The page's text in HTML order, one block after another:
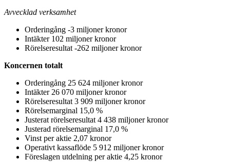
Avvecklad verksamhet
Orderingång -3 miljoner kronor
Intäkter 102 miljoner kronor
Rörelseresultat -262 miljoner kronor
Koncernen totalt
Orderingång 25 624 miljoner kronor
Intäkter 26 070 miljoner kronor
Rörelseresultat 3 909 miljoner kronor
Rörelsemarginal 15,0 %
Justerat rörelseresultat 4 438 miljoner kronor
Justerad rörelsemarginal 17,0 %
Vinst per aktie 2,07 kronor
Operativt kassaflöde 5 912 miljoner kronor
Föreslagen utdelning per aktie 4,25 kronor